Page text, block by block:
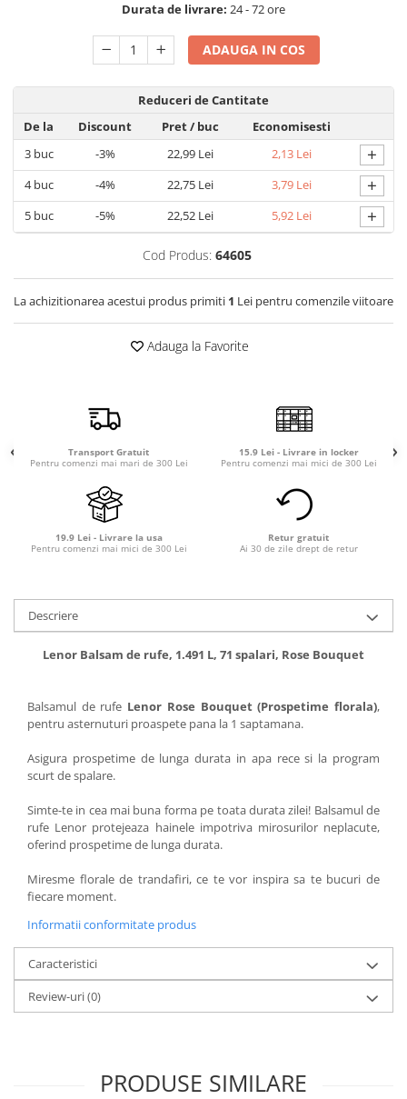
Detergent rufe capsule
Detergent rufe lichid
Detergent rufe pudră
Înălbitor și îndepărtare pete
Soluții anticalcar, igienizante și
întreținere țesături
Odorizanți
Odorizanți cameră
Durata de livrare: 24 - 72 ore
ADAUGA IN COS
Reduceri de Cantitate
De la
Discount Pret/ buc
Economisesti
3buc -3% 22,99 Lei 2,13 Lei +
4buc -4% 22,75 Lei 3,79 Lei +
5buc -5% 22,52 Lei 5,92 Lei +
Cod Produs: 64605
La achizitionarea acestui produs primiti 1 Lei pentru comenzile viitoare
Adauga la Favorite
Transport Gratuit
Pentru comenzi mai mari de 300 Lei
15.9 Lei - Livrare in locker
Pentru comenzi mai mici de 300 Lei
19.9 Lei - Livrare la usa
Pentru comenzi mai mici de 300 Lei
Retur gratuit
Ai 30 de zile drept de retur
Descriere
Lenor Balsam de rufe, 1.491 L, 71 spalari, Rose Bouquet
Balsamul de rufe Lenor Rose Bouquet (Prospetime florala),
pentru asternuturi proaspete pana la 1 saptamana.
Asigura prospetime de lunga durata in apa rece si la program
scurt de spalare.
Simte-te in cea mai buna forma pe toata durata zilei! Balsamul de
rufe Lenor protejeaza hainele impotriva mirosurilor neplacute,
oferind prospetime de lunga durata.
Miresme florale de trandafiri, ce te vor inspira sa te bucuri de
fiecare moment.
Informatii conformitate produs
Caracteristici
Review-uri(0)
PRODUSE SIMILARE